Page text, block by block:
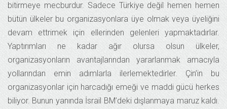
bitirmeye mecburdur. Sadece Türkiye değil hemen hemen
bütün ülkeler bu organizasyonlara üye olmak veya üyeliğini
devam ettrimek için ellerinden gelenleri yapmaktadırlar.
Yaptırımları ne kadar ağır olursa olsun ülkeler,
organizasyonların avantajlarından yararlanmak amacıyla
yollarından emin adımlarla ilerlemektedirler. Çin’in bu
organizasyonlar için harcadığı emeği ve maddi gücü herkes
biliyor. Bunun yanında İsrail BM’deki dışlanmaya maruz kaldı.